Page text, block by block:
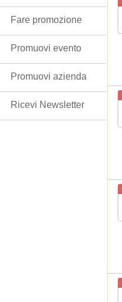
Fare promozione
Promuovi evento
Promuovi azienda
Ricevi Newsletter